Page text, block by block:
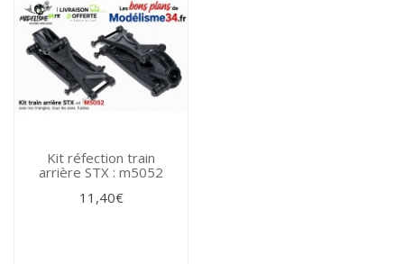
Kit réfection train
arrière STX : m5052
11,40€